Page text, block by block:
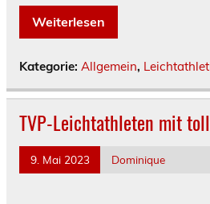
Weiterlesen
Kategorie: Allgemein,
TVP-Leichtathleten mit
9. Mai 2023 Dominique